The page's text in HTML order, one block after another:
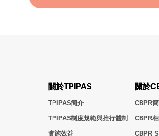
關於TPIPAS
TPIPAS簡介
TPIPAS制度規範與推行體制
實施效益
關於
CBPR
CBPR
CBPR